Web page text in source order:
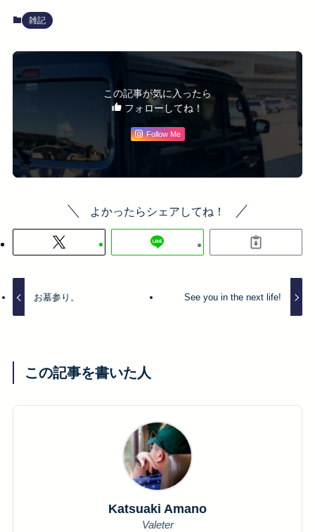
雑記
この記事が気に入ったら
フォローしてね！
Follow Me
よかったらシェアしてね！
お墓参り。 See you in the next life!
この記事を書いた人
Katsuaki Amano
Valeter